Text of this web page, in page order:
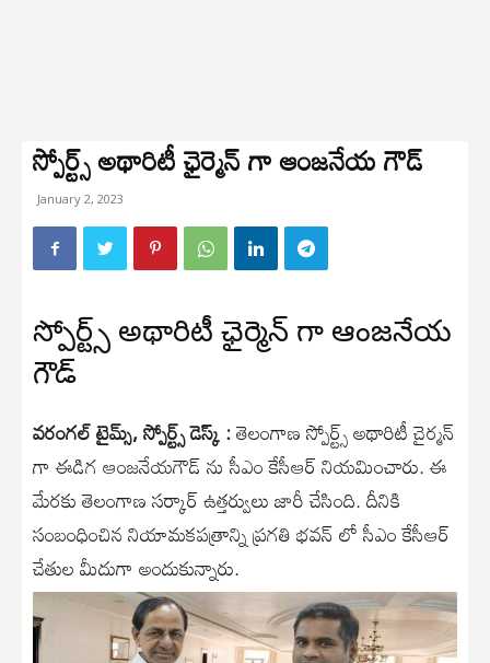
స్పోర్ట్స్ అథారిటీ ఛైర్మెన్ గా ఆంజనేయ గౌడ్
January 2, 2023
స్పోర్ట్స్ అథారిటీ ఛైర్మెన్ గా ఆంజనేయ
గౌడ్
వరంగల్ టైమ్స్, స్పోర్ట్స్ డెస్క్ :తెలంగాణ స్పోర్ట్స్ అథారిటీ చైర్మన్
గా ఈడిగ ఆంజనేయగౌడ్ ను సీఎం కేసీఆర్ నియమించారు. ఈ
మేరకు తెలంగాణ సర్కార్ ఉత్తర్వులు జారీ చేసింది. దీనికి
సంబంధించిన నియామకపత్రాన్ని ప్రగతి భవన్ లో సీఎం కేసీఆర్
చేతుల మీదుగా అందుకున్నారు.